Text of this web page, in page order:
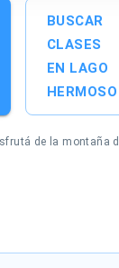
BUSCAR
CLASES
EN LAGO
HERMOSO
de la montaña